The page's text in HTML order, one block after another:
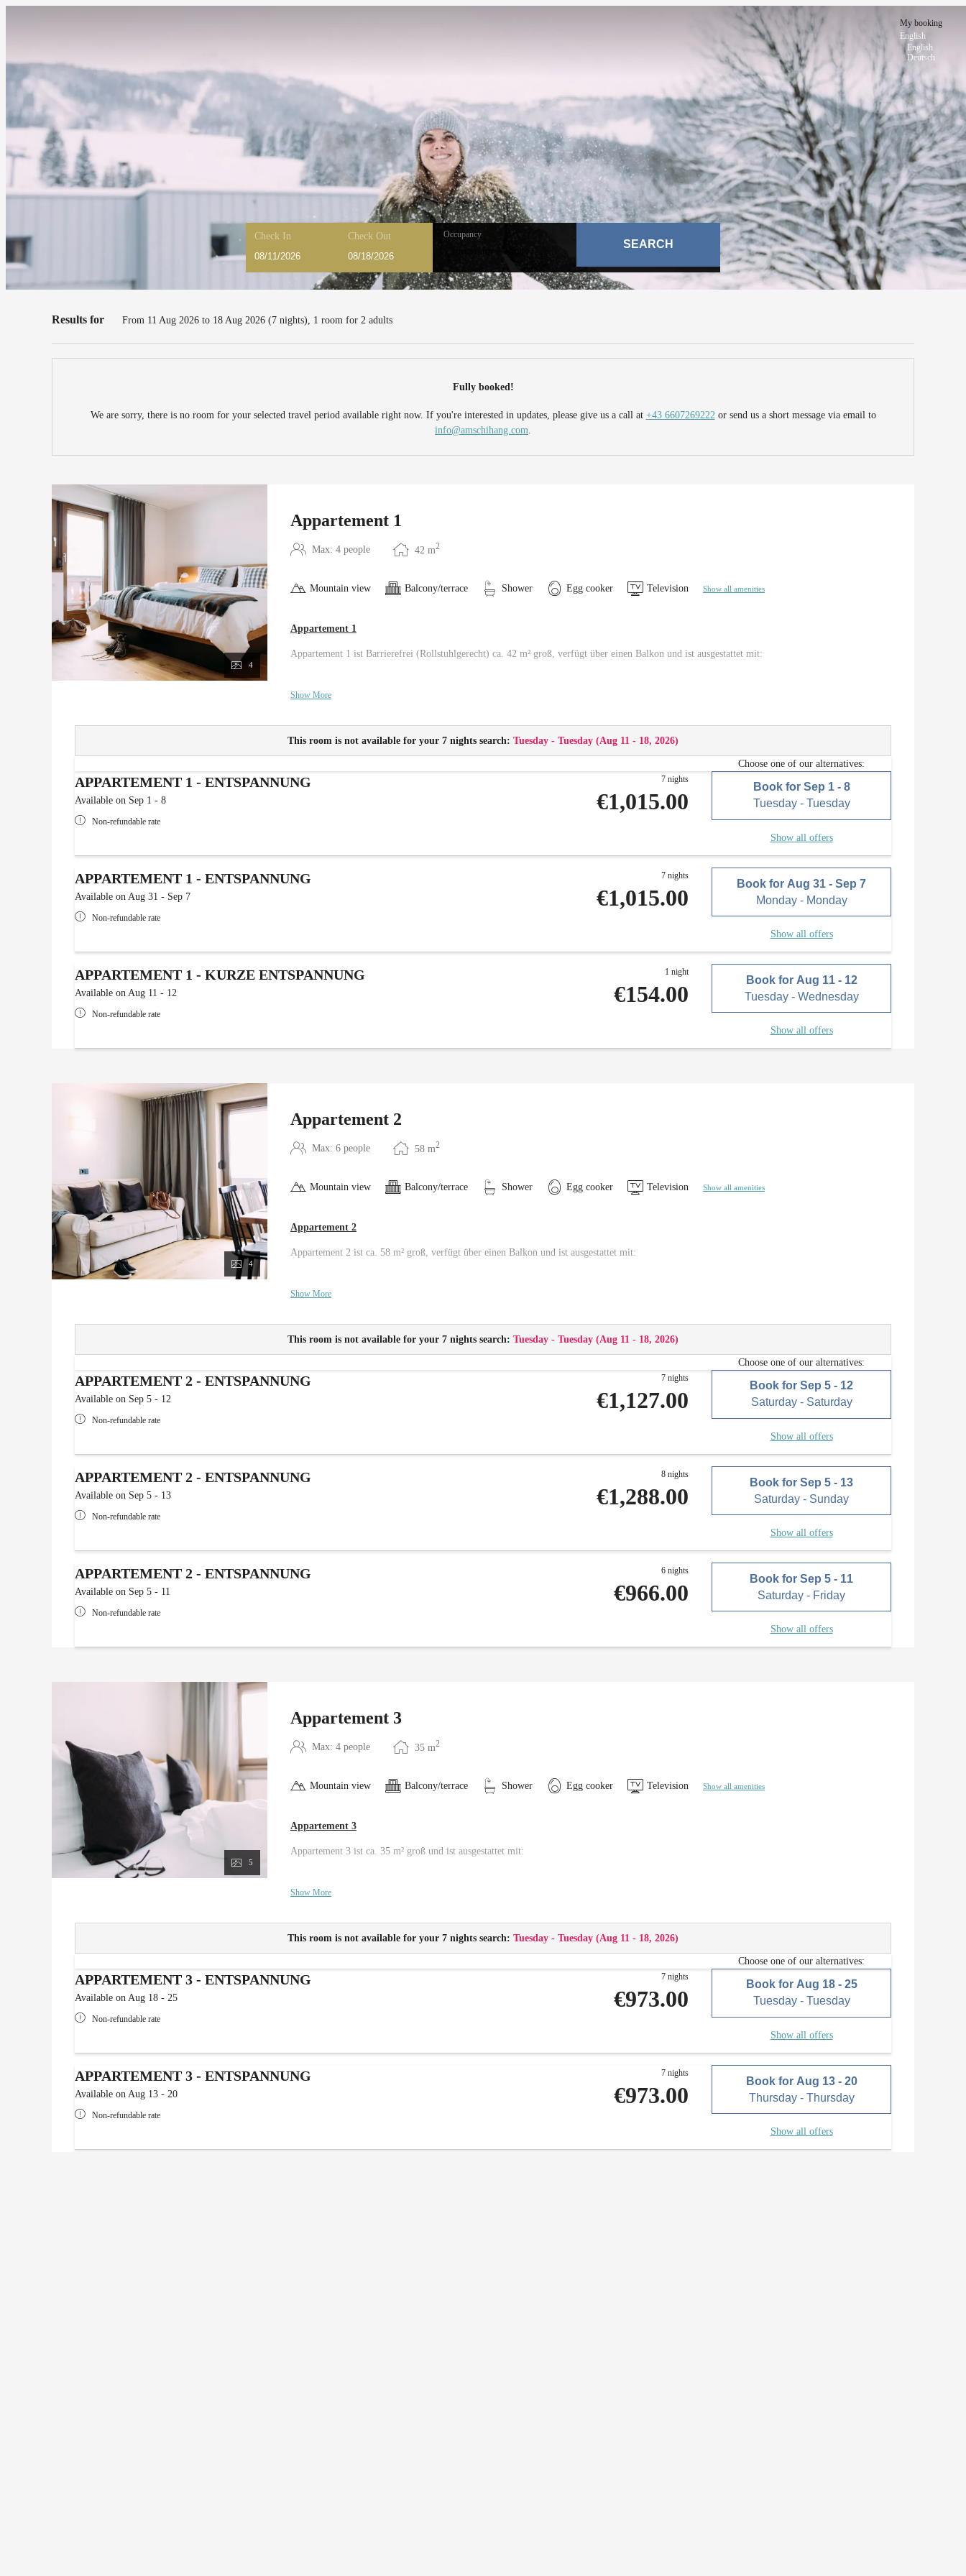
Check In Check Out Occupancy
SEARCH
My booking
English
English
Deutsch
Results for From 11 Aug 2026 to 18 Aug 2026 (7 nights), 1 room for 2 adults
Fully booked!
We are sorry, there is no room for your selected travel period available right now. If you're interested in updates, please give us a call at +43 6607269222or send us a short message via email to
info@amschihang.com.
4
Appartement 1
Max: 4 people 42 m2
Mountain view Balcony/terrace Shower Egg cooker Television Show all amenities
Appartement 1
Appartement 1 ist Barrierefrei (Rollstuhlgerecht) ca. 42 m² groß, verfügt über einen Balkon und ist ausgestattet mit:
1 Duschen mit WC, Haarföhn
1 Wohn-Esszimmer mit gemütlicher ausziehbarer Couch, Flat-TV und Küchenzeile (mit mobiler Kochplatte, Geschirrspülmaschine,
Bettwäsche, Handtücher, WC-Papier, Geschirrspülmittel,Spültaps für die Spülmaschine und Handwäsche
Show More
This room is not available for your 7 nights search: Tuesday - Tuesday (Aug 11 - 18, 2026)
Choose one of our alternatives:
APPARTEMENT 1 - ENTSPANNUNG
Available on Sep 1 - 8
Non-refundable rate
7 nights
€1,015.00
Book for Sep 1 - 8
Tuesday - Tuesday
Show all offers
APPARTEMENT 1 - ENTSPANNUNG
Available on Aug 31 - Sep 7
Non-refundable rate
7 nights
€1,015.00
Book for Aug 31 - Sep 7
Monday - Monday
Show all offers
APPARTEMENT 1 - KURZE ENTSPANNUNG
Available on Aug 11 - 12
Non-refundable rate
1 night
€154.00
Book for Aug 11 - 12
Tuesday - Wednesday
Show all offers
4
Appartement 2
Max: 6 people 58 m2
Mountain view Balcony/terrace Shower Egg cooker Television Show all amenities
Appartement 2
Appartement 2 ist ca. 58 m² groß, verfügt über einen Balkon und ist ausgestattet mit:
1 Duschen mit WC, Haarföhn
1 Wohn-Esszimmer mit gemütlicher ausziehbarer Couch, Flat-TV und Küchenzeile (mit mobiler Kochplatte, Geschirrspülmaschine,
Bettwäsche, Handtücher, WC-Papier, Geschirrspülmittel,Spültaps für die Spülmaschine und Handwäsche
Show More
This room is not available for your 7 nights search: Tuesday - Tuesday (Aug 11 - 18, 2026)
Choose one of our alternatives:
APPARTEMENT 2 - ENTSPANNUNG
Available on Sep 5 - 12
Non-refundable rate
7 nights
€1,127.00
Book for Sep 5 - 12
Saturday - Saturday
Show all offers
APPARTEMENT 2 - ENTSPANNUNG
Available on Sep 5 - 13
Non-refundable rate
8 nights
€1,288.00
Book for Sep 5 - 13
Saturday - Sunday
Show all offers
APPARTEMENT 2 - ENTSPANNUNG
Available on Sep 5 - 11
Non-refundable rate
6 nights
€966.00
Book for Sep 5 - 11
Saturday - Friday
Show all offers
5
Appartement 3
Max: 4 people 35 m2
Mountain view Balcony/terrace Shower Egg cooker Television Show all amenities
Appartement 3
Appartement 3 ist ca. 35 m² groß und ist ausgestattet mit:
1 Duschen mit WC, Haarföhn
1 Wohn-Esszimmer mit gemütlicher ausziehbarer Couch, Flat-TV und Küchenzeile (mit mobiler Kochplatte, Geschirrspülmaschine,
Bettwäsche, Handtücher, WC-Papier, Geschirrspülmittel,Spültaps für die Spülmaschine und Handwäsche
Show More
This room is not available for your 7 nights search: Tuesday - Tuesday (Aug 11 - 18, 2026)
Choose one of our alternatives:
APPARTEMENT 3 - ENTSPANNUNG
Available on Aug 18 - 25
Non-refundable rate
7 nights
€973.00
Book for Aug 18 - 25
Tuesday - Tuesday
Show all offers
APPARTEMENT 3 - ENTSPANNUNG
Available on Aug 13 - 20
Non-refundable rate
7 nights
€973.00
Book for Aug 13 - 20
Thursday - Thursday
Show all offers